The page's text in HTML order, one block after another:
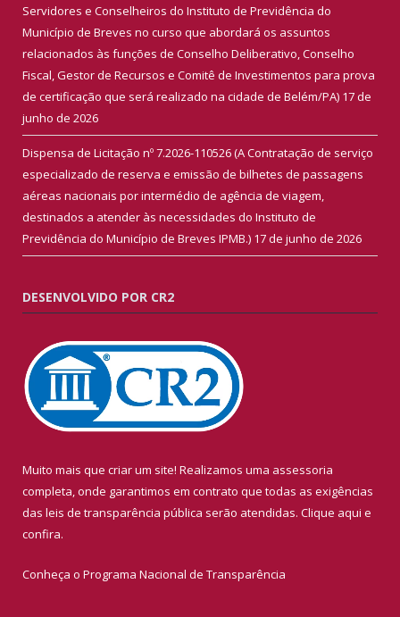
Servidores e Conselheiros do Instituto de Previdência do
Município de Breves no curso que abordará os assuntos
relacionados às funções de Conselho Deliberativo, Conselho
Fiscal, Gestor de Recursos e Comitê de Investimentos para prova
de certificação que será realizado na cidade de Belém/PA) 17 de
junho de 2026
Dispensa de Licitação nº 7.2026-110526 (A Contratação de serviço
especializado de reserva e emissão de bilhetes de passagens
aéreas nacionais por intermédio de agência de viagem,
destinados a atender às necessidades do Instituto de
Previdência do Município de Breves IPMB.) 17 de junho de 2026
DESENVOLVIDO POR CR2
Muito mais que criar um site! Realizamos uma assessoria
completa, onde garantimos em contrato que todas as exigências
das leis de transparência pública serão atendidas. Clique aqui e
confira.
Conheça o Programa Nacional de Transparência